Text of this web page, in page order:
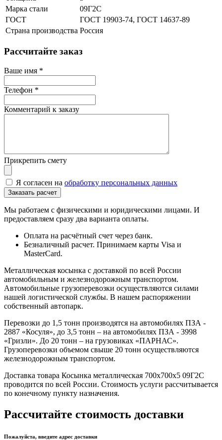
Марка стали
09Г2С
ГОСТ
ГОСТ 19903-74, ГОСТ 14637-89
Страна производства Россия
Рассчитайте заказ
Ваше имя *
Телефон *
Комментарий к заказу
Прикрепить смету
Я согласен на обработку персональных данных
Мы работаем с физическими и юридическими лицами. И
предоставляем сразу два варианта оплаты.
Оплата на расчётный счет через банк.
Безналичный расчет. Принимаем карты Visa и
MasterCard.
Металлическая косынка с доставкой по всей России
автомобильным и железнодорожным транспортом.
Автомобильные грузоперевозки осуществляются силами
нашей логистической службы. В нашем распоряжении
собственный автопарк.
Перевозки до 1,5 тонн производятся на автомобилях ПЗА -
2887 «Косуля», до 3,5 тонн – на автомобилях ПЗА - 3998
«Гризли». До 20 тонн – на грузовиках «ПАРНАС».
Грузоперевозки объемом свыше 20 тонн осуществляются
железнодорожным транспортом.
Доставка товара Косынка металлическая 700х700х5 09Г2С
проводится по всей России. Стоимость услуги рассчитывается
по конечному пункту назначения.
Рассчитайте стоимость доставки
Пожалуйста, введите адрес доставки